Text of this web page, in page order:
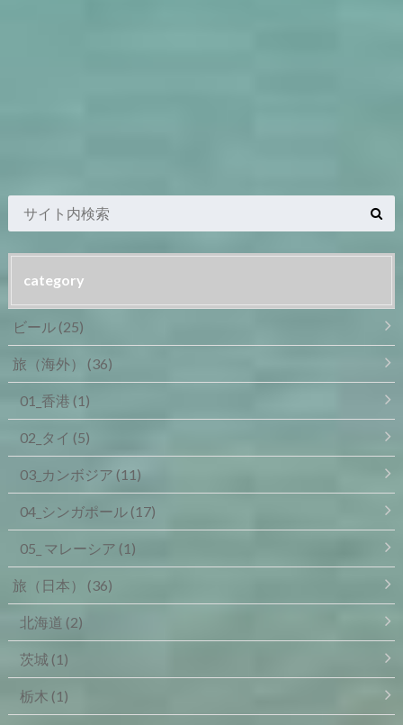
category
ビール (25)
旅（海外） (36)
01_香港 (1)
02_タイ (5)
03_カンボジア (11)
04_シンガポール (17)
05_ マレーシア (1)
旅（日本） (36)
北海道 (2)
茨城 (1)
栃木 (1)